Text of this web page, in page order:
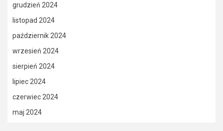
grudzień 2024
listopad 2024
październik 2024
wrzesień 2024
sierpień 2024
lipiec 2024
czerwiec 2024
maj 2024